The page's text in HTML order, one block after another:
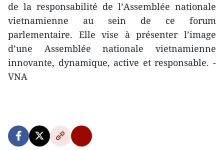
de la responsabilité de l’Assemblée nationale
vietnamienne au sein de ce forum
parlementaire. Elle vise à présenter l’image
d’une Assemblée nationale vietnamienne
innovante, dynamique, active et responsable. -
VNA